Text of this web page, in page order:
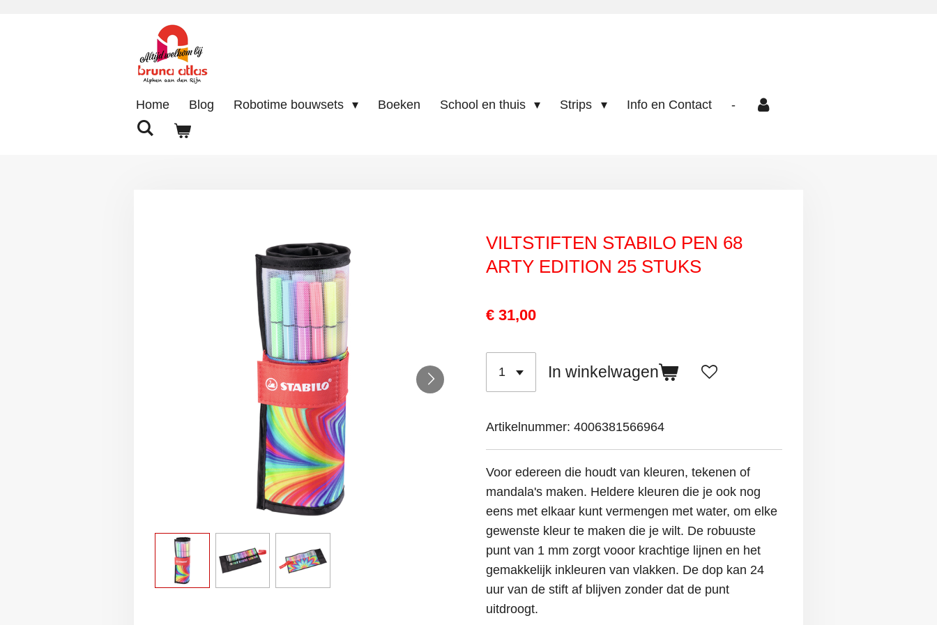
Home Blog Robotime bouwsets Boeken School en thuis Strips Info en Contact -
VILTSTIFTEN STABILO PEN 68
ARTY EDITION 25 STUKS
€ 31,00
In winkelwagen
Artikelnummer: 4006381566964
Voor edereen die houdt van kleuren, tekenen of
mandala's maken. Heldere kleuren die je ook nog
eens met elkaar kunt vermengen met water, om elke
gewenste kleur te maken die je wilt. De robuuste
punt van 1 mm zorgt vooor krachtige lijnen en het
gemakkelijk inkleuren van vlakken. De dop kan 24
uur van de stift af blijven zonder dat de punt
uitdroogt.